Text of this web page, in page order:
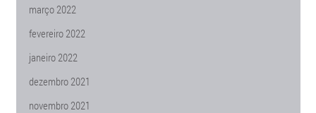
março 2022
fevereiro 2022
janeiro 2022
dezembro 2021
novembro 2021